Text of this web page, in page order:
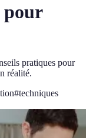
pour
pratiques pour
réalité.
#techniques